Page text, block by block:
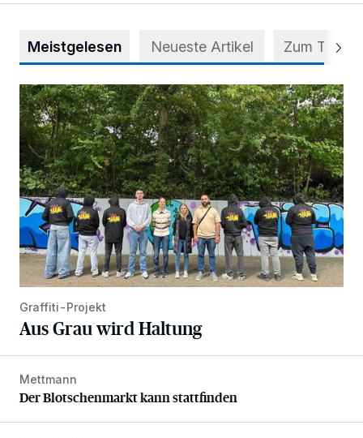
Meistgelesen Neueste Artikel Zum Thema
Aus Grau wird Haltung
Graffiti-Projekt
Aus Grau wird Haltung
Der Blotschenmarkt kann stattfinden
Mettmann
Der Blotschenmarkt kann stattfinden